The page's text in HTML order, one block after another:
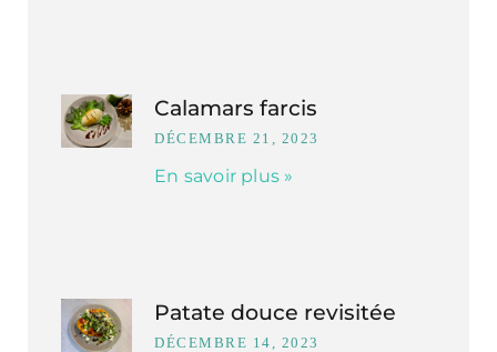
Calamars farcis
DÉCEMBRE 21, 2023
En savoir plus »
Patate douce revisitée
DÉCEMBRE 14, 2023